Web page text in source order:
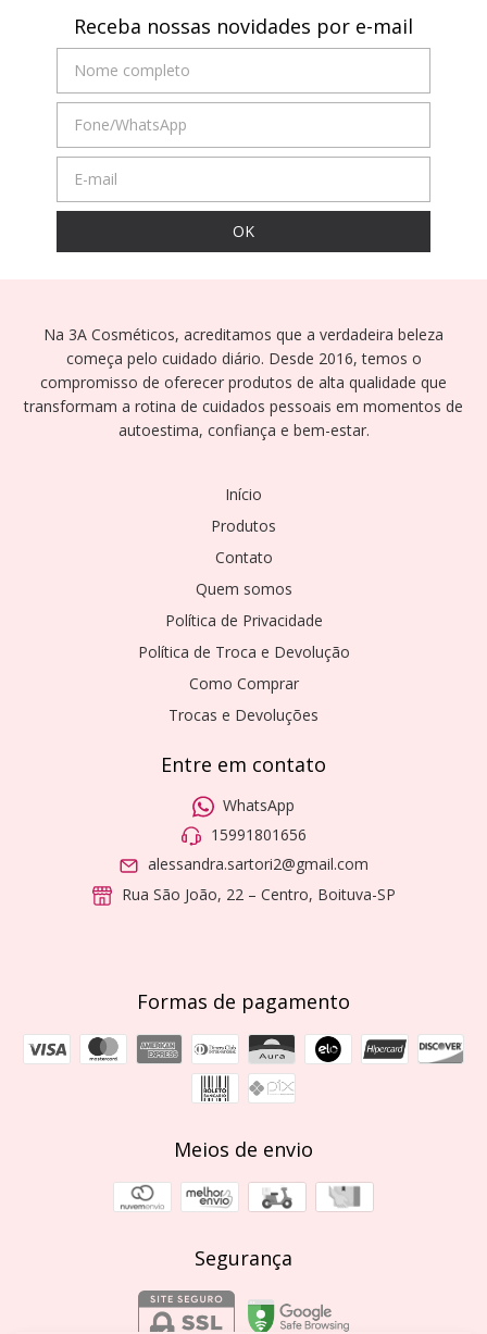
Receba nossas novidades por e-mail
Na 3A Cosméticos, acreditamos que a verdadeira beleza
começa pelo cuidado diário. Desde 2016, temos o
compromisso de oferecer produtos de alta qualidade que
transformam a rotina de cuidados pessoais em momentos de
autoestima, confiança e bem-estar.
Início
Produtos
Contato
Quem somos
Política de Privacidade
Política de Troca e Devolução
Como Comprar
Trocas e Devoluções
Entre em contato
WhatsApp
15991801656
alessandra.sartori2@gmail.com
Rua São João, 22 – Centro, Boituva-SP
Formas de pagamento
Meios de envio
Segurança